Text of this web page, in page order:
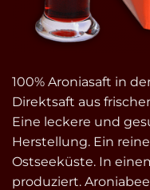
100% Aroniasaft in
Direktsaft aus
Eine leckere und
Herstellung. Ein
Ostseeküste. In
produziert.